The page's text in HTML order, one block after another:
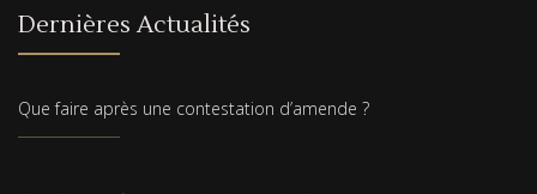
Dernières Actualités
Que faire après une contestation d’amende ?